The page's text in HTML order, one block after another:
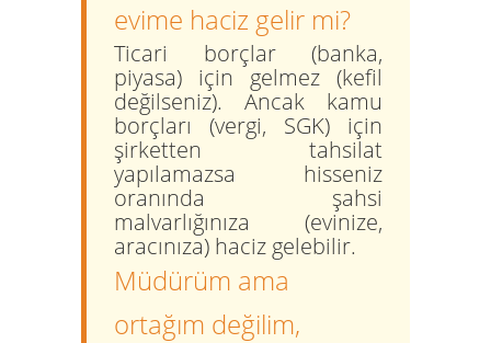
evime haciz gelir mi?
Ticari borçlar (banka,
piyasa) için gelmez (kefil
değilseniz). Ancak kamu
borçları (vergi, SGK) için
şirketten tahsilat
yapılamazsa hisseniz
oranında şahsi
malvarlığınıza (evinize,
aracınıza) haciz gelebilir.
Müdürüm ama
ortağım değilim,